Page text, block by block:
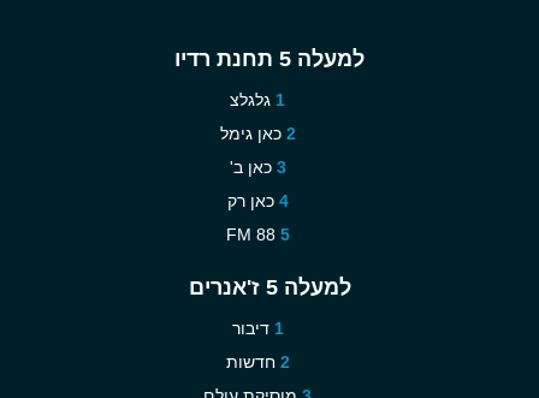
למעלה 5 תחנת רדיו
גלגלצ
כאן גימל
כאן ב'
כאן רק
88 FM
למעלה 5 ז'אנרים
דיבור
חדשות